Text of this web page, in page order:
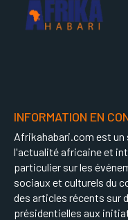
INFORMATION EN
Afrikahabari.com est
l'actualité africaine et
particulier sur les
sociaux et culturels du
des articles récents sur
présidentielles aux